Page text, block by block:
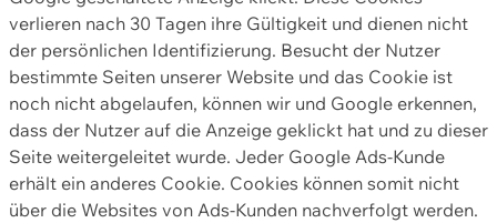
verlieren nach 30 Tagen ihre Gültigkeit und dienen nicht
der persönlichen Identifizierung. Besucht der Nutzer
bestimmte Seiten unserer Website und das Cookie ist
noch nicht abgelaufen, können wir und Google erkennen,
dass der Nutzer auf die Anzeige geklickt hat und zu dieser
Seite weitergeleitet wurde. Jeder Google Ads-Kunde
erhält ein anderes Cookie. Cookies können somit nicht
über die Websites von Ads-Kunden nachverfolgt werden.